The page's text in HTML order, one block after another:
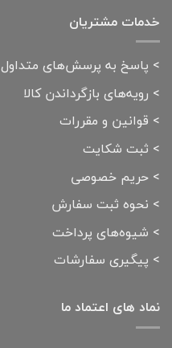
خدمات مشتریان
> پاسخ به پرسش‌های متداول
> رویه‌های بازگرداندن کالا
> قوانین و مقررات
> ثبت شکایت
> حریم خصوصی
> نحوه ثبت سفارش
> شیوه‌های پرداخت
> پیگیری سفارشات
نماد های اعتماد ما